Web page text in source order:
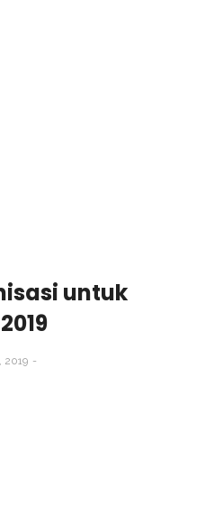
untuk
2019